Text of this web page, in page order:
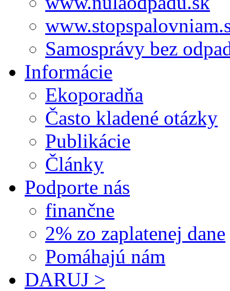
Samosprávy bez
Informácie
Ekoporadňa
Často kladené otázky
Publikácie
Články
Podporte nás
finančne
2% zo zaplatenej dane
Pomáhajú nám
DARUJ >